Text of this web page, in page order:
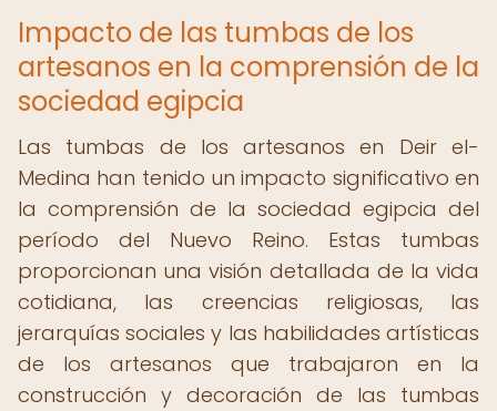
Impacto de las tumbas de los
artesanos en la comprensión de la
sociedad egipcia
Las tumbas de los artesanos en Deir el-
Medina han tenido un impacto significativo en
la comprensión de la sociedad egipcia del
período del Nuevo Reino. Estas tumbas
proporcionan una visión detallada de la vida
cotidiana, las creencias religiosas, las
jerarquías sociales y las habilidades artísticas
de los artesanos que trabajaron en la
construcción y decoración de las tumbas